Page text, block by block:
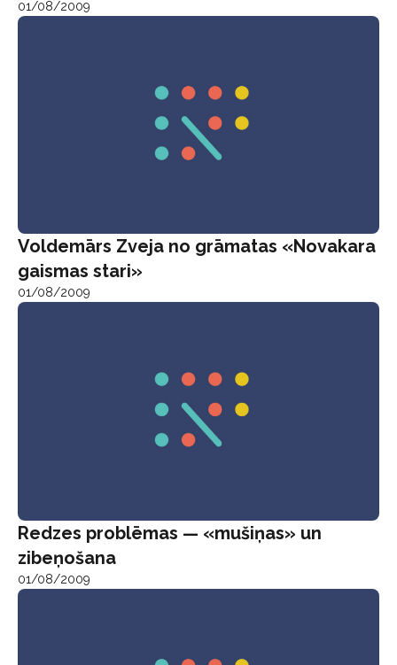
01/08/2009
Voldemārs Zveja no grāmatas «Novakara
gaismas stari»
01/08/2009
Redzes problēmas — «mušiņas» un
zibeņošana
01/08/2009